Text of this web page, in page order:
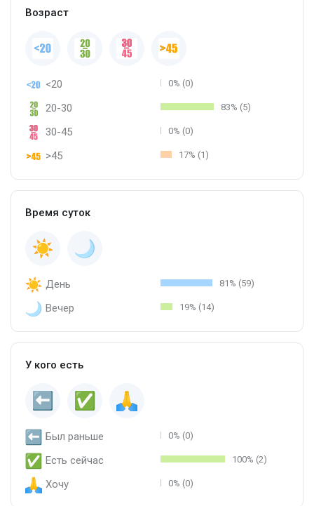
Возраст
<20 0% (0)
20-30 83% (5)
30-45 0% (0)
>45 17% (1)
Время суток
День 81% (59)
Вечер 19% (14)
У кого есть
Был раньше 0% (0)
Есть сейчас 100% (2)
Хочу 0% (0)